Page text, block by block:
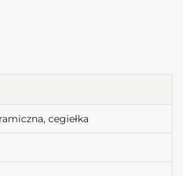
cegiełka